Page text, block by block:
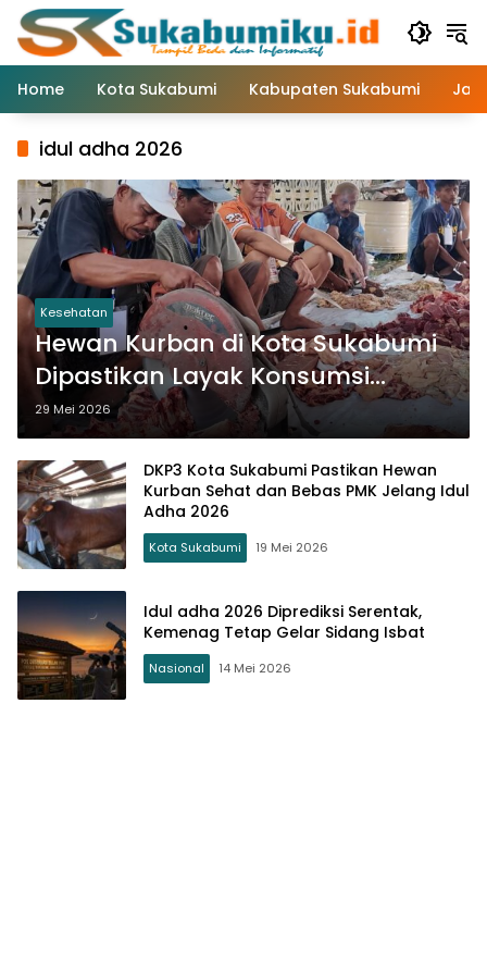
Langsung
konten
Home
Kota Sukabumi Kabupaten Sukabumi
idul adha 2026
Kesehatan
Hewan Kurban di Kota Sukabumi
Dipastikan Layak Konsumsi
Hingga Hari Tasyrik
29 Mei 2026
DKP3 Kota Sukabumi Pastikan Hewan
Kurban Sehat dan Bebas PMK Jelang Idul
Adha 2026
Kota Sukabumi 19 Mei 2026
Idul adha 2026 Diprediksi Serentak,
Kemenag Tetap Gelar Sidang Isbat
Nasional 14 Mei 2026